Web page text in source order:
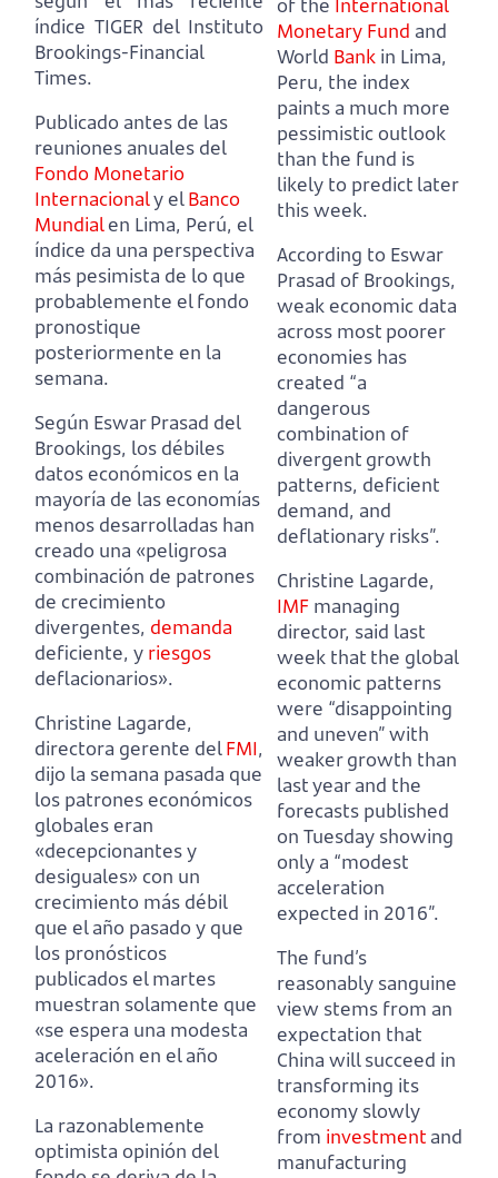
índice TIGER del Instituto
Brookings-Financial
Times.
Publicado antes de las
reuniones anuales del
Fondo Monetario
Internacionaly elBanco
Mundialen Lima, Perú, el
índice da una perspectiva
más pesimista de lo que
probablemente el fondo
pronostique
posteriormente en la
semana.
Según Eswar Prasad del
Brookings, los débiles
datos económicos en la
mayoría de las economías
menos desarrolladas han
creado una «peligrosa
combinación de patrones
de crecimiento
divergentes, demanda
deficiente, y riesgos
deflacionarios».
Christine Lagarde,
directora gerente delFMI,
dijo la semana pasada que
los patrones económicos
globales eran
«decepcionantes y
desiguales» con un
crecimiento más débil
que el año pasado y que
los pronósticos
publicados el martes
muestran solamente que
«se espera una modesta
aceleración en el año
2016».
La razonablemente
optimista opinión del
of the International
Monetary Fund and
World Bank in Lima,
Peru, the index
paints a much more
pessimistic outlook
than the fund is
likely to predict later
this week.
According to Eswar
Prasad of Brookings,
weak economic data
across most poorer
economies has
created “a
dangerous
combination of
divergent growth
patterns, deficient
demand, and
deflationary risks”.
Christine Lagarde,
IMF managing
director, said last
week that the global
economic patterns
were “disappointing
and uneven”with
weaker growth than
last year and the
forecasts published
on Tuesday showing
only a “modest
acceleration
expected in 2016”.
The fund’s
reasonably sanguine
view stems from an
expectation that
China will succeed in
transforming its
economy slowly
from investment and
manufacturing